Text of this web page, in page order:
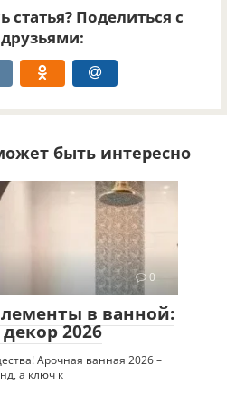
статья? Поделиться с
друзьями:
быть интересно
0
в ванной:
2026
Арочная ванная 2026 –
а ключ к